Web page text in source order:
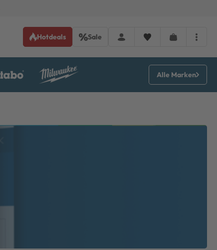
Hotdeals Sale
Alle Marken